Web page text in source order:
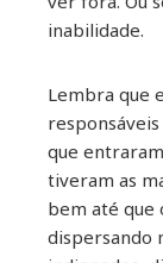
inabilidade.
Lembra que
que
tiveram as
bem até que
dispersando